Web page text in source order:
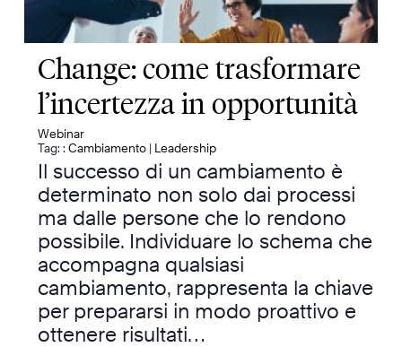
Change: come trasformare
l’incertezza in opportunità
Webinar
Tag: : Cambiamento | Leadership
Il successo di un cambiamento è
determinato non solo dai processi
ma dalle persone che lo rendono
possibile. Individuare lo schema che
accompagna qualsiasi
cambiamento, rappresenta la chiave
per prepararsi in modo proattivo e
ottenere risultati…